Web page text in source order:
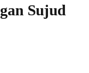
Sujud